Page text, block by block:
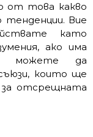
от това какво
Вие
като
ако има
можете да
които ще
за отсрещната